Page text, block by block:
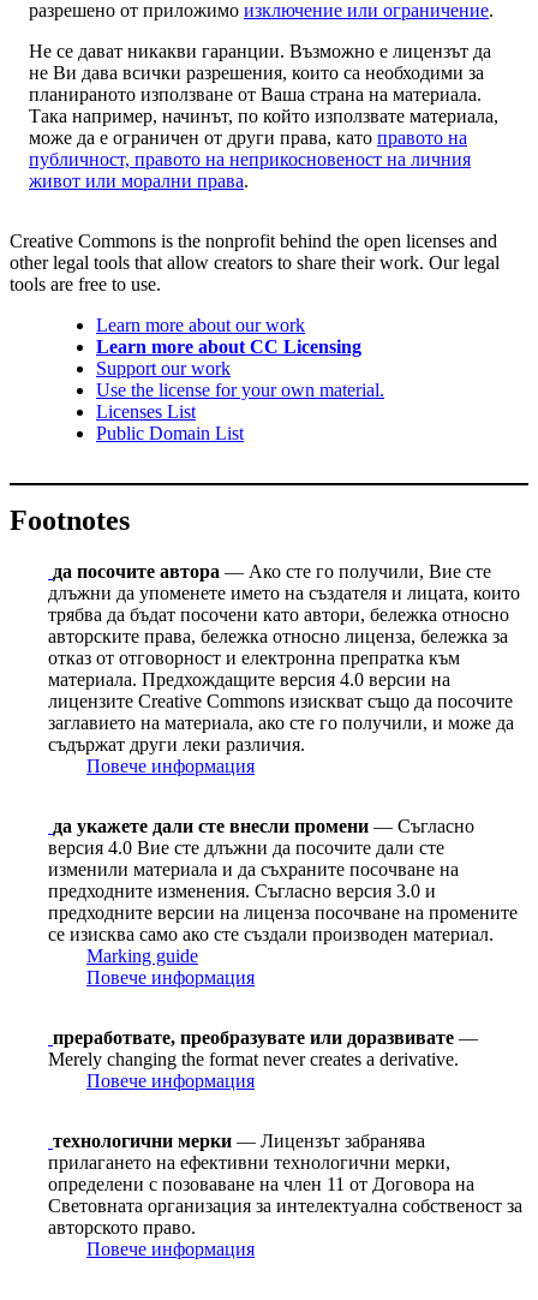
разрешено от приложимо изключение или ограничение.
Не се дават никакви гаранции. Възможно е лицензът да
не Ви дава всички разрешения, които са необходими за
планираното използване от Ваша страна на материала.
Така например, начинът, по който използвате материала,
може да е ограничен от други права, като правото на
публичност, правото на неприкосновеност на личния
живот или морални права.
Creative Commons is the nonprofit behind the open licenses and
other legal tools that allow creators to share their work. Our legal
tools are free to use.
Learn more about our work
Learn more about CC Licensing
Support our work
Use the license for your own material.
Licenses List
Public Domain List
Footnotes
да посочите автора — Ако сте го получили, Вие сте
длъжни да упоменете името на създателя и лицата, които
трябва да бъдат посочени като автори, бележка относно
авторските права, бележка относно лиценза, бележка за
отказ от отговорност и електронна препратка към
материала. Предхождащите версия 4.0 версии на
лицензите Сreative Сommons изискват също да посочите
заглавието на материала, ако сте го получили, и може да
съдържат други леки различия.
Повече информация
да укажете дали сте внесли промени — Съгласно
версия 4.0 Вие сте длъжни да посочите дали сте
изменили материала и да съхраните посочване на
предходните изменения. Съгласно версия 3.0 и
предходните версии на лиценза посочване на промените
се изисква само ако сте създали производен материал.
Marking guide
Повече информация
преработвате, преобразувате или доразвивате —
Merely changing the format never creates a derivative.
Повече информация
технологични мерки — Лицензът забранява
прилагането на ефективни технологични мерки,
определени с позоваване на член 11 от Договорa на
Световната организация за интелектуална собственост за
авторското право.
Повече информация